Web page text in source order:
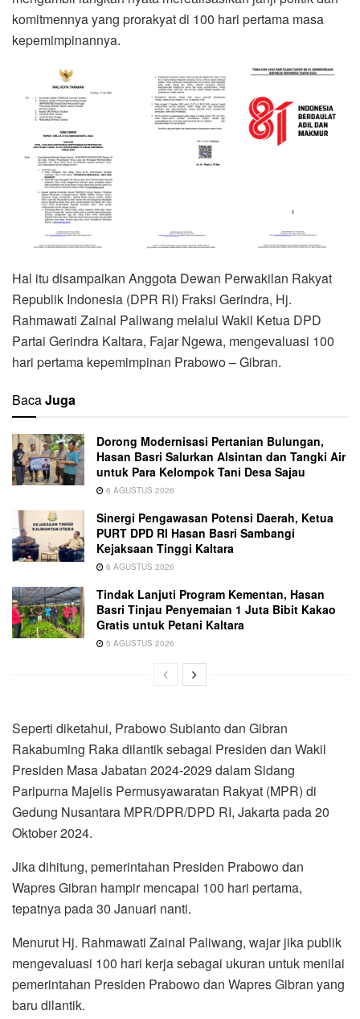
komitmennya yang prorakyat di 100 hari pertama masa
kepemimpinannya.
Hal itu disampaikan Anggota Dewan Perwakilan Rakyat
Republik Indonesia (DPR RI) Fraksi Gerindra, Hj.
Rahmawati Zainal Paliwang melalui Wakil Ketua DPD
Partai Gerindra Kaltara, Fajar Ngewa, mengevaluasi 100
hari pertama kepemimpinan Prabowo – Gibran.
BacaJuga
Dorong Modernisasi Pertanian Bulungan,
Hasan Basri Salurkan Alsintan dan Tangki Air
untuk Para Kelompok Tani Desa Sajau
6 AGUSTUS 2026
Sinergi Pengawasan Potensi Daerah, Ketua
PURT DPD RI Hasan Basri Sambangi
Kejaksaan Tinggi Kaltara
6 AGUSTUS 2026
Tindak Lanjuti Program Kementan, Hasan
Basri Tinjau Penyemaian 1 Juta Bibit Kakao
Gratis untuk Petani Kaltara
5 AGUSTUS 2026
Seperti diketahui, Prabowo Subianto dan Gibran
Rakabuming Raka dilantik sebagai Presiden dan Wakil
Presiden Masa Jabatan 2024-2029 dalam Sidang
Paripurna Majelis Permusyawaratan Rakyat (MPR) di
Gedung Nusantara MPR/DPR/DPD RI, Jakarta pada 20
Oktober 2024.
Jika dihitung, pemerintahan Presiden Prabowo dan
Wapres Gibran hampir mencapai 100 hari pertama,
tepatnya pada 30 Januari nanti.
Menurut Hj. Rahmawati Zainal Paliwang, wajar jika publik
mengevaluasi 100 hari kerja sebagai ukuran untuk menilai
pemerintahan Presiden Prabowo dan Wapres Gibran yang
baru dilantik.